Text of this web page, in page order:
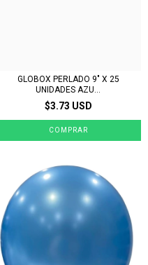
GLOBOX PERLADO 9" X 25
UNIDADES AZU...
$3.73 USD